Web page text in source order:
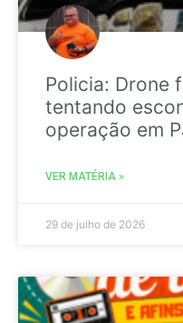
Policia: Drone
tentando
operação em
VER MATÉRIA »
29 de julho de 2026